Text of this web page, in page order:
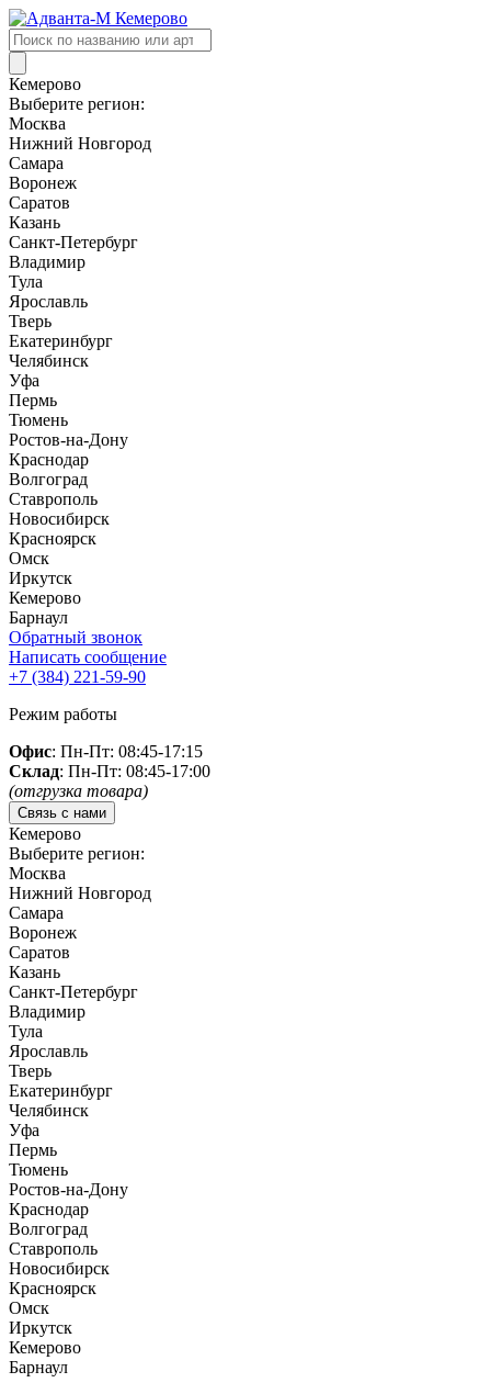
Поиск
товаров
Кемерово
Выберите регион:
Москва
Нижний Новгород
Самара
Воронеж
Саратов
Казань
Санкт-Петербург
Владимир
Тула
Ярославль
Тверь
Екатеринбург
Челябинск
Уфа
Пермь
Тюмень
Ростов-на-Дону
Краснодар
Волгоград
Ставрополь
Новосибирск
Красноярск
Омск
Иркутск
Кемерово
Барнаул
Обратный звонок
Написать сообщение
+7 (384) 221-59-90
Режим работы
Офис: Пн-Пт: 08:45-17:15
Склад: Пн-Пт: 08:45-17:00
(отгрузка товара)
Связь с нами
Кемерово
Выберите регион:
Москва
Нижний Новгород
Самара
Воронеж
Саратов
Казань
Санкт-Петербург
Владимир
Тула
Ярославль
Тверь
Екатеринбург
Челябинск
Уфа
Пермь
Тюмень
Ростов-на-Дону
Краснодар
Волгоград
Ставрополь
Новосибирск
Красноярск
Омск
Иркутск
Кемерово
Барнаул